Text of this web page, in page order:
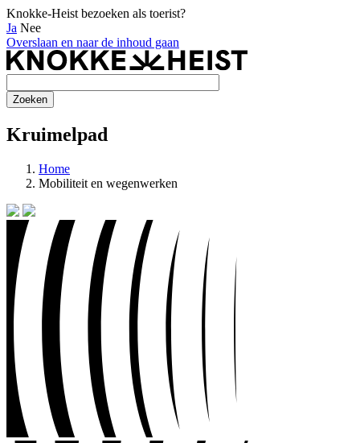
Knokke-Heist bezoeken als toerist?
Ja Nee
Overslaan en naar de inhoud gaan
Kruimelpad
Home
Mobiliteit en wegenwerken